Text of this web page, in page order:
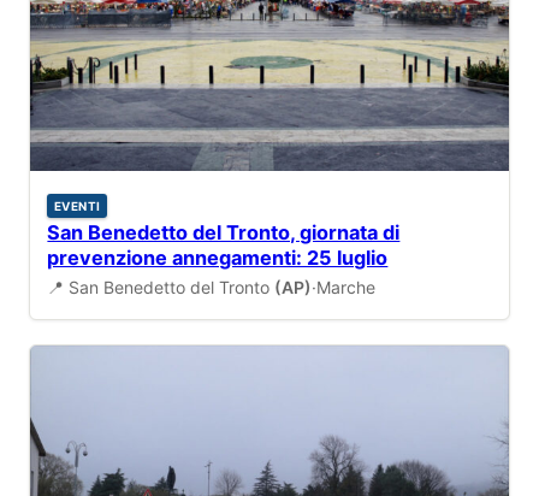
EVENTI
San Benedetto del Tronto, giornata di
prevenzione annegamenti: 25 luglio
📍 San Benedetto del Tronto (AP)·Marche